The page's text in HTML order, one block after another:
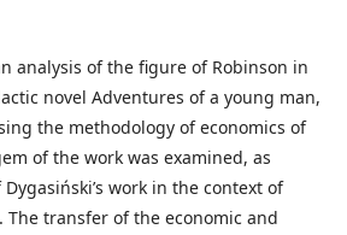
analysis of the figure of Robinson in
novel Adventures of a young man,
the methodology of economics of
of the work was examined, as
work in the context of
transfer of the economic and